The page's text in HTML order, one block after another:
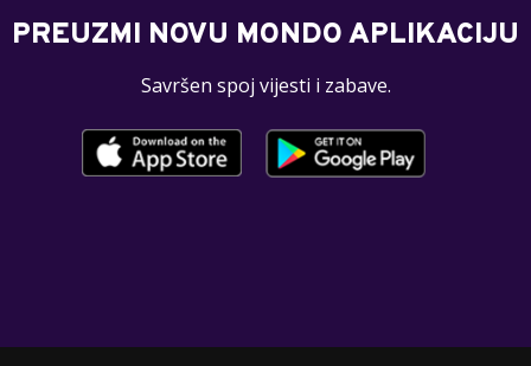
PREUZMI NOVU MONDO APLIKACIJU
Savršen spoj vijesti i zabave.